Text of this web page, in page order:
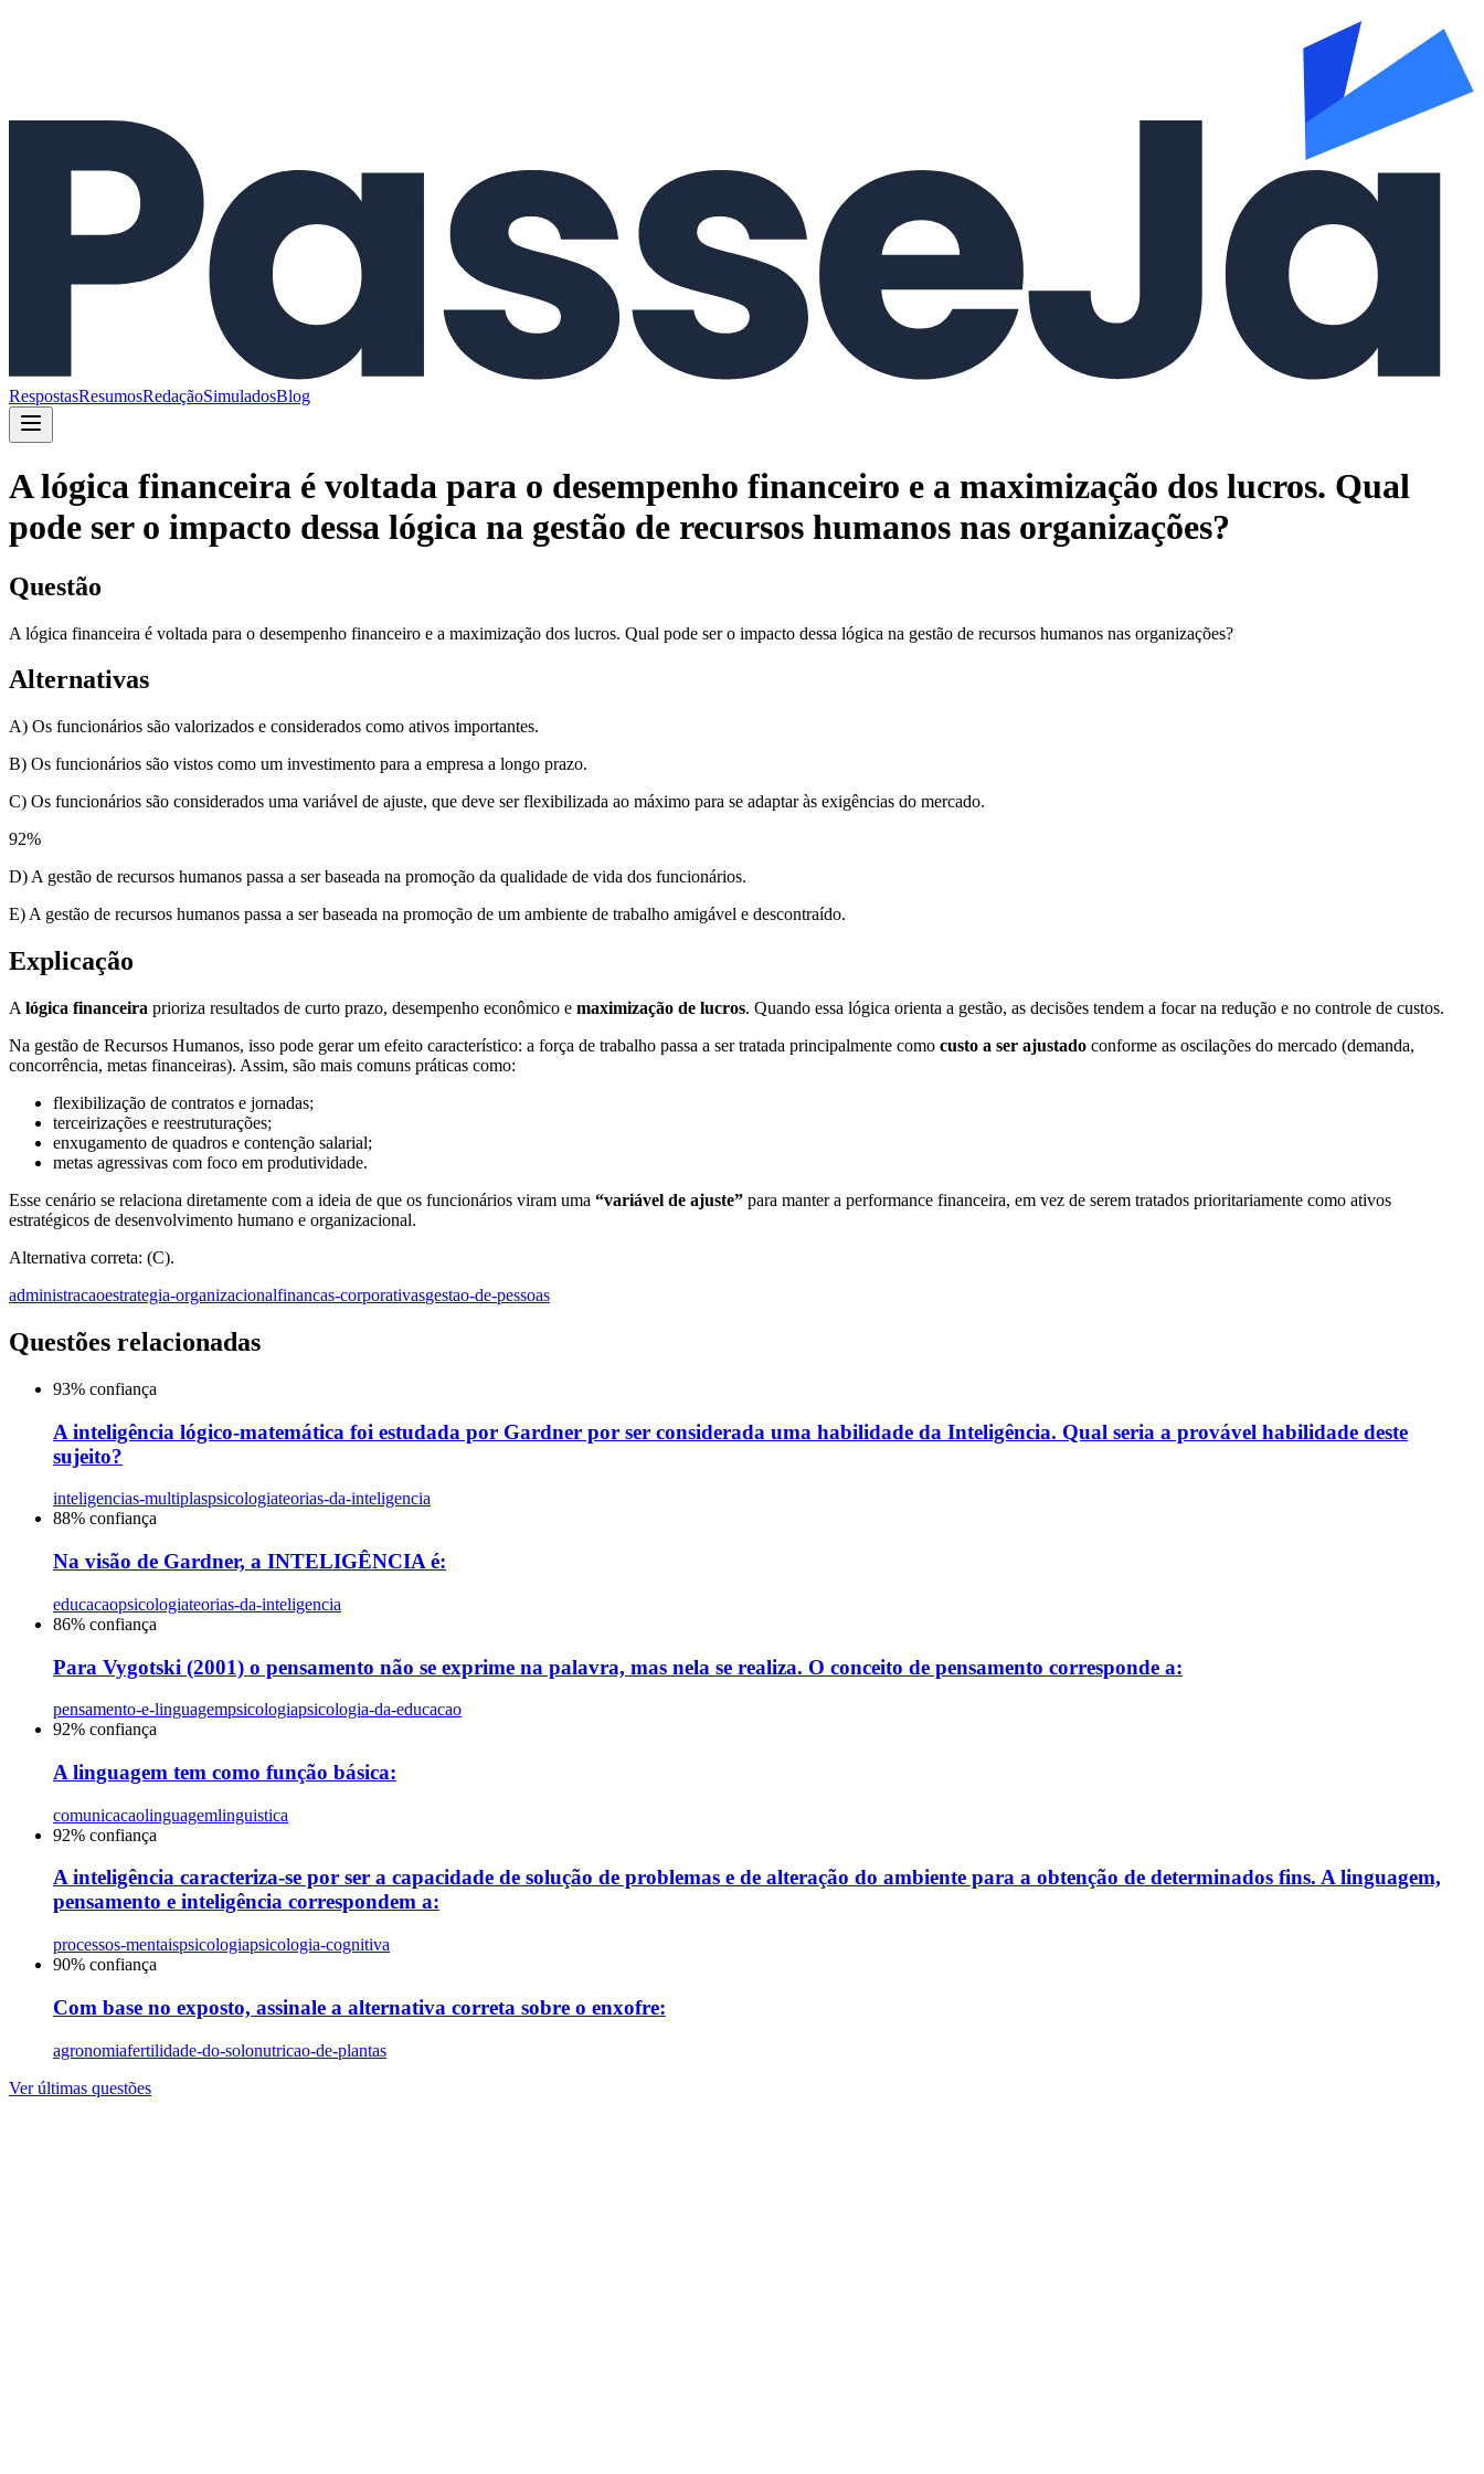
RespostasResumosRedaçãoSimuladosBlog
A lógica financeira é voltada para o desempenho financeiro e a maximização dos lucros. Qual
pode ser o impacto dessa lógica na gestão de recursos humanos nas organizações?
Questão
A lógica financeira é voltada para o desempenho financeiro e a maximização dos lucros. Qual pode ser o impacto dessa lógica na gestão de recursos humanos nas organizações?
Alternativas
A) Os funcionários são valorizados e considerados como ativos importantes.
B) Os funcionários são vistos como um investimento para a empresa a longo prazo.
C) Os funcionários são considerados uma variável de ajuste, que deve ser flexibilizada ao máximo para se adaptar às exigências do mercado.
92%
D) A gestão de recursos humanos passa a ser baseada na promoção da qualidade de vida dos funcionários.
E) A gestão de recursos humanos passa a ser baseada na promoção de um ambiente de trabalho amigável e descontraído.
Explicação
A lógica financeira prioriza resultados de curto prazo, desempenho econômico e maximização de lucros. Quando essa lógica orienta a gestão, as decisões tendem a focar na redução e no controle de custos.
Na gestão de Recursos Humanos, isso pode gerar um efeito característico: a força de trabalho passa a ser tratada principalmente como custo a ser ajustado conforme as oscilações do mercado (demanda,
concorrência, metas financeiras). Assim, são mais comuns práticas como:
flexibilização de contratos e jornadas;
terceirizações e reestruturações;
enxugamento de quadros e contenção salarial;
metas agressivas com foco em produtividade.
Esse cenário se relaciona diretamente com a ideia de que os funcionários viram uma “variável de ajuste” para manter a performance financeira, em vez de serem tratados prioritariamente como ativos
estratégicos de desenvolvimento humano e organizacional.
Alternativa correta: (C).
administracaoestrategia-organizacionalfinancas-corporativasgestao-de-pessoas
Questões relacionadas
93% confiança
A inteligência lógico-matemática foi estudada por Gardner por ser considerada uma habilidade da Inteligência. Qual seria a provável habilidade deste
sujeito?
inteligencias-multiplaspsicologiateorias-da-inteligencia
88% confiança
Na visão de Gardner, a INTELIGÊNCIA é:
educacaopsicologiateorias-da-inteligencia
86% confiança
Para Vygotski (2001) o pensamento não se exprime na palavra, mas nela se realiza. O conceito de pensamento corresponde a:
pensamento-e-linguagempsicologiapsicologia-da-educacao
92% confiança
A linguagem tem como função básica:
comunicacaolinguagemlinguistica
92% confiança
A inteligência caracteriza-se por ser a capacidade de solução de problemas e de alteração do ambiente para a obtenção de determinados fins. A linguagem,
pensamento e inteligência correspondem a:
processos-mentaispsicologiapsicologia-cognitiva
90% confiança
Com base no exposto, assinale a alternativa correta sobre o enxofre:
agronomiafertilidade-do-solonutricao-de-plantas
Ver últimas questões